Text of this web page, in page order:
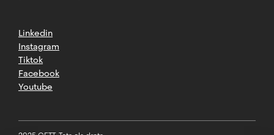
Linkedin
Instagram
Tiktok
Facebook
Youtube